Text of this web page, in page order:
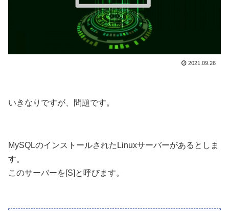
2021.09.26
いきなりですが、問題です。
MySQLのインストールされたLinuxサーバーがあるとしま
す。
このサーバーを[S]と呼びます。